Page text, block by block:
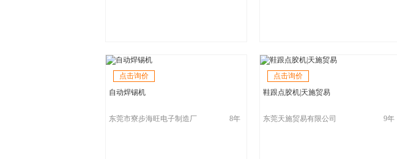
点击询价
自动焊锡机
东莞市寮步海旺电子制造厂 8年
点击询价
鞋跟点胶机|天施贸易
东莞天施贸易有限公司 9年